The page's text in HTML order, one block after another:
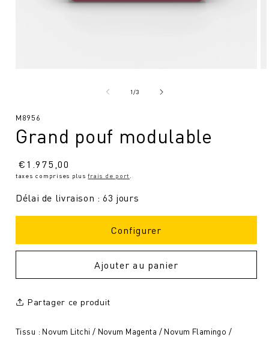
modal
1/de
3
SKU
:
M8956
Grand pouf modulable
Prix
normal
€1.975,00
taxes comprises plusfrais de port
Délai de livraison : 63 jours
Configurer
Ajouter au panier
Partager ce produit
Tissu : Novum Litchi / Novum Magenta / Novum Flamingo /